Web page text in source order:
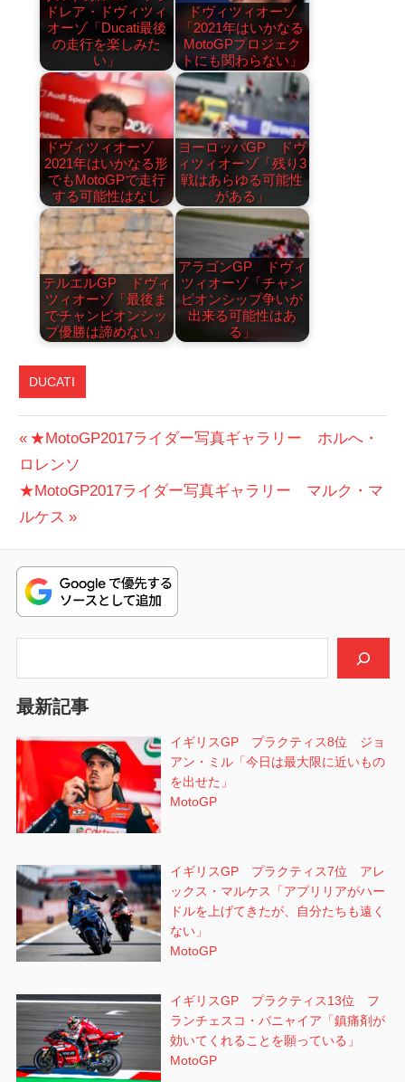
ドレア・ドヴィツィ
オーゾ「Ducati最後
の走行を楽しみた
い」
ドヴィツィオーゾ
「2021年はいかなる
MotoGPプロジェク
トにも関わらない」
ドヴィツィオーゾ
2021年はいかなる形
でもMotoGPで走行
する可能性はなし
ヨーロッパGP ドヴ
ィツィオーゾ「残り3
戦はあらゆる可能性
がある」
テルエルGP ドヴィ
ツィオーゾ「最後ま
でチャンピオンシッ
プ優勝は諦めない」
アラゴンGP ドヴィ
ツィオーゾ「チャン
ピオンシップ争いが
出来る可能性はあ
る」
DUCATI
投
稿
ナ
ビ
ゲ
ー
ン
前
の
投
稿:
★MotoGP2017ライダー写真ギャラリー ホルへ・
ロレンソ
次
の
稿:
★MotoGP2017ライダー写真ギャラリー マルク・マ
ルケス
最新記事
イギリスGP プラクティス8位 ジョ
アン・ミル「今日は最大限に近いもの
を出せた」
MotoGP
イギリスGP プラクティス7位 アレ
ックス・マルケス「アプリリアがハー
ドルを上げてきたが、自分たちも遠く
ない」
MotoGP
イギリスGP プラクティス13位 フ
ランチェスコ・バニャイア「鎮痛剤が
効いてくれることを願っている」
MotoGP